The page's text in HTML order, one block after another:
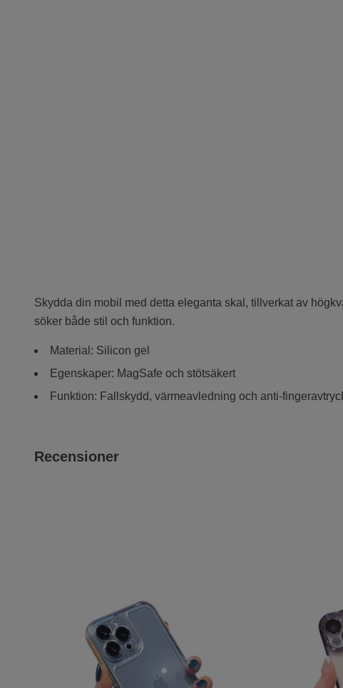
Skydda din mobil med detta eleganta skal, tillverkat av
söker både stil och funktion.
Material: Silicon gel
Egenskaper: MagSafe och stötsäkert
Funktion: Fallskydd, värmeavledning och anti-
Recensioner